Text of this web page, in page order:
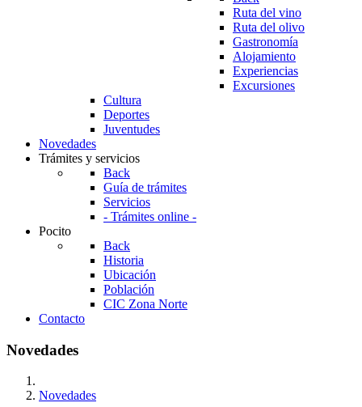
Ruta del vino
Ruta del olivo
Gastronomía
Alojamiento
Experiencias
Excursiones
Cultura
Deportes
Juventudes
Novedades
Trámites y servicios
Back
Guía de trámites
Servicios
- Trámites online -
Pocito
Back
Historia
Ubicación
Población
CIC Zona Norte
Contacto
Novedades
Novedades